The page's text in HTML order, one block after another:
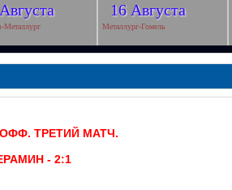
16 Августа
Металлург Металлург-Гомель
ТРЕТИЙ МАТЧ.
- 2:1